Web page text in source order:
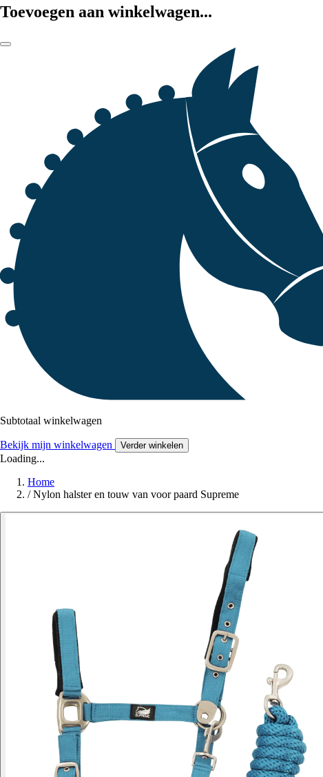
Toevoegen aan winkelwagen...
Subtotaal winkelwagen
Bekijk mijn winkelwagen Verder winkelen
Loading...
Home
/ Nylon halster en touw van voor paard Supreme